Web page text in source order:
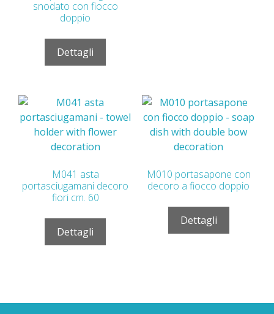
snodato con fiocco
doppio
Dettagli
M041 asta
portasciugamani decoro
fiori cm. 60
Dettagli
M010 portasapone con
decoro a fiocco doppio
Dettagli